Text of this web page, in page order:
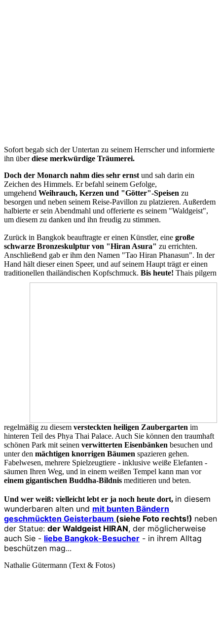
Sofort begab sich der Untertan zu seinem Herrscher und informierte
ihn überdiese merkwürdige Träumerei.
Doch der Monarch nahm dies sehr ernst und sah darin ein
Zeichen des Himmels. Er befahl seinem Gefolge,
umgehend Weihrauch, Kerzen und "Götter"-Speisen zu
besorgen und neben seinem Reise-Pavillon zu platzieren. Außerdem
halbierte er sein Abendmahl und offerierte es seinem "Waldgeist",
um diesem zu danken und ihn freudig zu stimmen.
Zurück in Bangkok beauftragte er einen Künstler, eine große
schwarze Bronzeskulptur von "Hiran Asura" zu errichten.
Anschließend gab er ihm den Namen "Tao Hiran Phanasun". In der
Hand hält dieser einen Speer, und auf seinem Haupt trägt er einen
traditionellen thailändischen Kopfschmuck. Bis heute! Thais pilgern
regelmäßig zu diesem versteckten heiligen Zaubergarten im
hinteren Teil des Phya Thai Palace. Auch Sie können den traumhaft
schönen Park mit seinen verwitterten Eisenbänken besuchen und
unter den mächtigen knorrigen Bäumen spazieren gehen.
Fabelwesen, mehrere Spielzeugtiere - inklusive weiße Elefanten -
säumen Ihren Weg, und in einem weißen Tempel kann man vor
einem gigantischen Buddha-Bildnis meditieren und beten.
Und wer weiß: vielleicht lebt er ja noch heute dort, in diesem
wunderbaren alten und mit bunten Bändern
geschmückten Geisterbaum (siehe Foto rechts!) neben
der Statue: der Waldgeist HIRAN, der möglicherweise
auch Sie - liebe Bangkok-Besucher - in ihrem Alltag
beschützen mag...
Nathalie Gütermann (Text & Fotos)